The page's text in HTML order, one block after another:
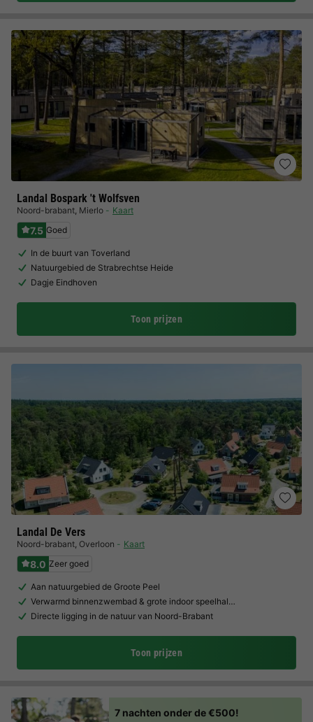
Landal Bospark 't Wolfsven
Noord-brabant, Mierlo Kaart
7.5 Goed
In de buurt van Toverland
Natuurgebied de Strabrechtse Heide
Dagje Eindhoven
Toon prijzen
Landal De Vers
Noord-brabant, Overloon Kaart
8.0 Zeer goed
Aan natuurgebied de Groote Peel
Verwarmd binnenzwembad & grote indoor speelhal…
Directe ligging in de natuur van Noord-Brabant
Toon prijzen
7 nachten onder de €500!